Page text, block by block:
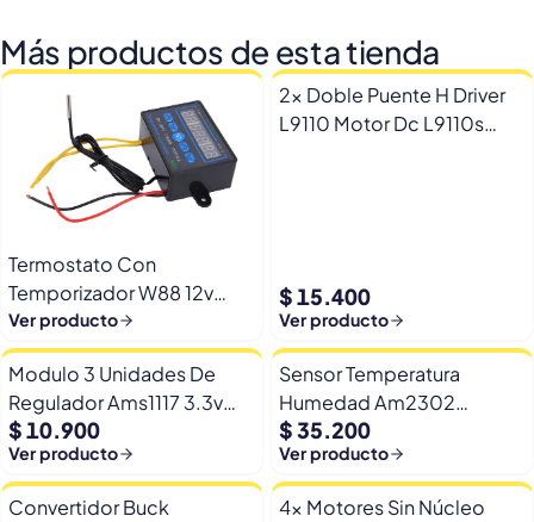
Más productos de esta tienda
Termostato Con
Temporizador W88 12v
Automatico Frio Calor
Ver producto
2x Doble Puente H Driver
L9110 Motor Dc L9110s
$ 15.400
Ver producto
Modulo 3 Unidades De
Regulador Ams1117 3.3v
Yp-8 Con Pines
$ 10.900
Ver producto
Sensor Temperatura
Humedad Am2302
Dht22/am2302 Digital
Esp32
$ 35.200
Ver producto
Convertidor Buck
4x Motores Sin Núcleo